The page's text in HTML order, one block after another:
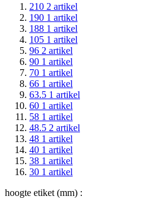
210 2 artikel
190 1 artikel
188 1 artikel
105 1 artikel
96 2 artikel
90 1 artikel
70 1 artikel
66 1 artikel
63.5 1 artikel
60 1 artikel
58 1 artikel
48.5 2 artikel
48 1 artikel
40 1 artikel
38 1 artikel
30 1 artikel
hoogte etiket (mm) :